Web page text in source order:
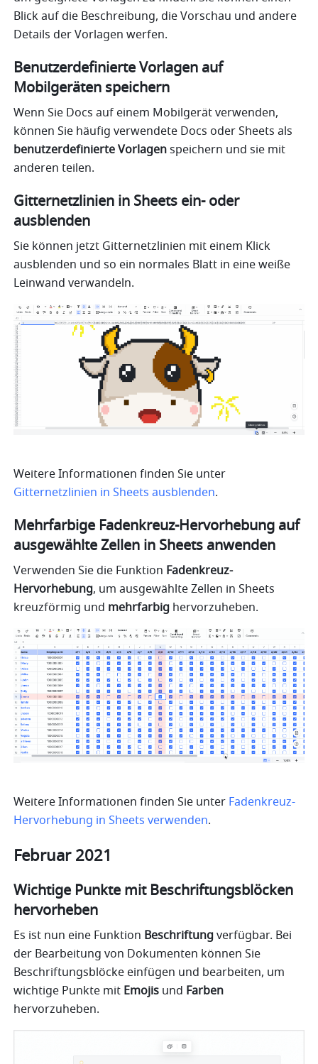
Blick auf die Beschreibung, die Vorschau und andere
Details der Vorlagen werfen.
Benutzerdefinierte Vorlagen auf
Mobilgeräten speichern
Wenn Sie Docs auf einem Mobilgerät verwenden,
benutzerdefinierte Vorlagen speichern und sie mit
anderen teilen.
Gitternetzlinien in Sheets ein- oder
ausblenden
Sie können jetzt Gitternetzlinien mit einem Klick
ausblenden und so ein normales Blatt in eine weiße
Leinwand verwandeln.
Gitternetzlinien in Sheets ausblenden.
Mehrfarbige Fadenkreuz-Hervorhebung auf
ausgewählte Zellen in Sheets anwenden
Verwenden Sie die Funktion Fadenkreuz-
Hervorhebung, um ausgewählte Zellen in Sheets
kreuzförmig und mehrfarbig hervorzuheben.
Weitere Informationen finden Sie unter Fadenkreuz-
Hervorhebung in Sheets verwenden.
Februar 2021
Wichtige Punkte mit Beschriftungsblöcken
hervorheben
Es ist nun eine Funktion Beschriftung verfügbar. Bei
der Bearbeitung von Dokumenten können Sie
Beschriftungsblöcke einfügen und bearbeiten, um
wichtige Punkte mit Emojis und Farben
hervorzuheben.